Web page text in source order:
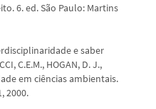
6. ed. São Paulo: Martins
e saber
C.E.M., HOGAN, D. J.,
em ciências ambientais.
2000.